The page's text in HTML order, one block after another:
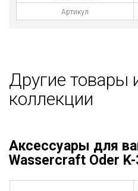
Артикул
Другие товары
коллекции
Аксессуары для
Wassercraft Oder